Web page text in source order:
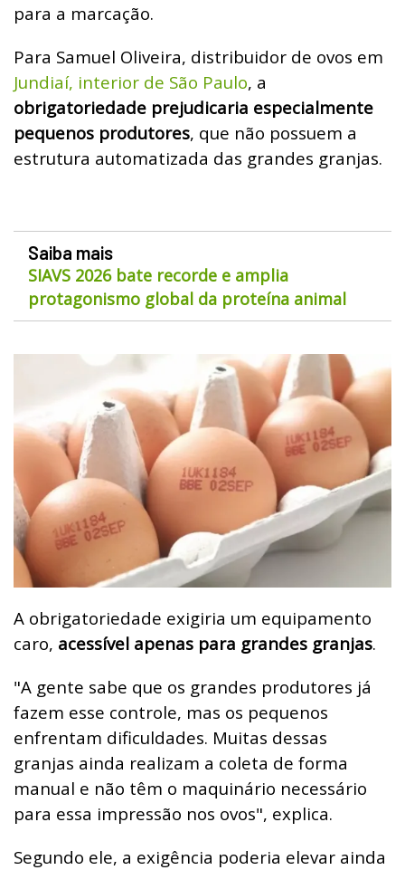
para a marcação.
Para Samuel Oliveira, distribuidor de ovos em
Jundiaí, interior de São Paulo, a
obrigatoriedade prejudicaria especialmente
pequenos produtores, que não possuem a
estrutura automatizada das grandes granjas.
Saiba mais
SIAVS 2026 bate recorde e amplia
protagonismo global da proteína animal
A obrigatoriedade exigiria um equipamento
caro, acessível apenas para grandes granjas.
"A gente sabe que os grandes produtores já
fazem esse controle, mas os pequenos
enfrentam dificuldades. Muitas dessas
granjas ainda realizam a coleta de forma
manual e não têm o maquinário necessário
para essa impressão nos ovos", explica.
Segundo ele, a exigência poderia elevar ainda